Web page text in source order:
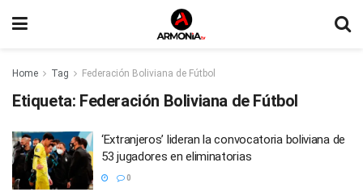
Home Tag Federación Boliviana de Fútbol
Etiqueta: Federación Boliviana de Fútbol
‘Extranjeros’ lideran la convocatoria boliviana de
53 jugadores en eliminatorias
0